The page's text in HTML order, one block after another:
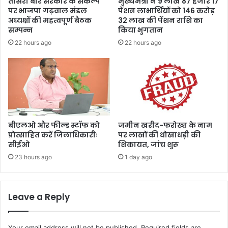
री
शे
रू
क
को
मि
ले
गा
ब
पर भाजपा गढ़वाल मंडल
अध्यक्षों की महत्वपूर्ण बैठक
सम्पन्न
22 hours ago
पेंशन लाभार्थियों को 146 करोड़
32 लाख की पेंशन राशि का
किया भुगतान
22 hours ago
बीएलओ और फील्ड स्टॉफ को
प्रोत्साहित करें जिलाधिकारीः
सीईओ
23 hours ago
जमीन खरीद-फरोख्त के नाम
पर लाखों की धोखाधड़ी की
शिकायत, जांच शुरू
1 day ago
Leave a Reply